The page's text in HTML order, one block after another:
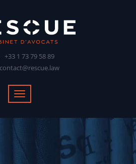
+33 1 73 79 58 89
contact@rescue.law